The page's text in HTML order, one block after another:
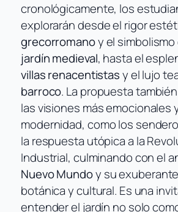
cronológicamente, los
explorarán desde el rigor
grecorromanoy el
jardín medieval, hasta el
villas renacentistasy el lujo
barroco. La propuesta
las visiones más emocionales
modernidad, como los
la respuesta utópica a la
Industrial, culminando con el
Nuevo Mundoy su
botánica y cultural. Es una
entender el jardín no solo